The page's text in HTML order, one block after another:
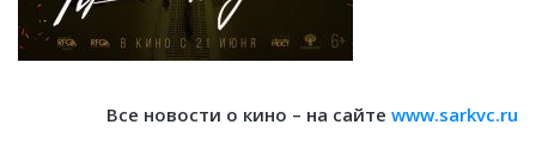
Все новости о кино – на сайте www.sarkvc.ru